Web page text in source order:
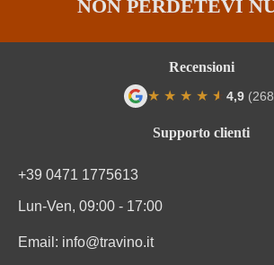
NON PERDETEVI
Supporto clienti
+39 0471 1775613
Lun-Ven, 09:00 - 17:00
Email: info@travino.it
Recensioni
★ ★ ★ ★ ★
★ 4,9